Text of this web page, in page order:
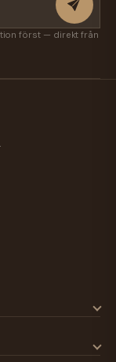
först — direkt från